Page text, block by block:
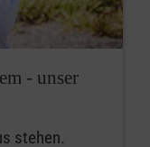
- unser
stehen.